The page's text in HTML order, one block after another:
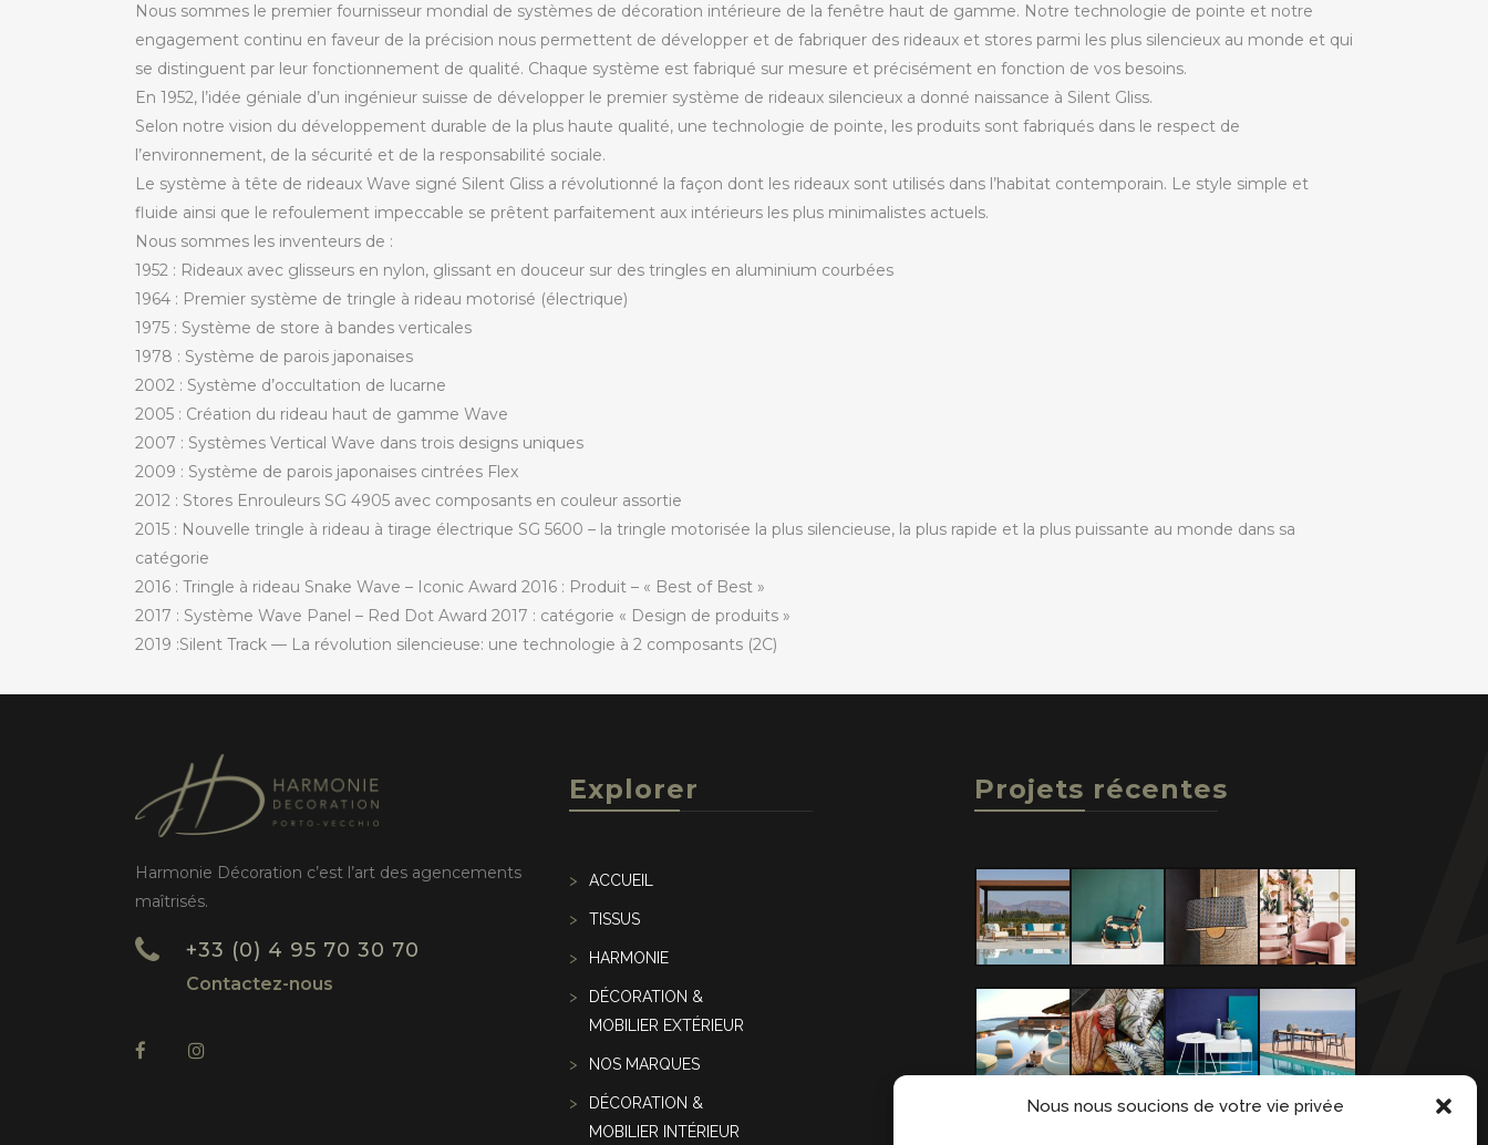
Nous nous soucions de votre vie privée
Nous sommes le premier fournisseur mondial de systèmes de décoration intérieure de la fenêtre haut de gamme. Notre technologie de pointe et notre
engagement continu en faveur de la précision nous permettent de développer et de fabriquer des rideaux et stores parmi les plus silencieux au monde et qui
se distinguent par leur fonctionnement de qualité. Chaque système est fabriqué sur mesure et précisément en fonction de vos besoins.
En 1952, l’idée géniale d’un ingénieur suisse de développer le premier système de rideaux silencieux a donné naissance à Silent Gliss.
Selon notre vision du développement durable de la plus haute qualité, une technologie de pointe, les produits sont fabriqués dans le respect de
l’environnement, de la sécurité et de la responsabilité sociale.
Le système à tête de rideaux Wave signé Silent Gliss a révolutionné la façon dont les rideaux sont utilisés dans l’habitat contemporain. Le style simple et
fluide ainsi que le refoulement impeccable se prêtent parfaitement aux intérieurs les plus minimalistes actuels.
Nous sommes les inventeurs de :
1952 : Rideaux avec glisseurs en nylon, glissant en douceur sur des tringles en aluminium courbées
1964 : Premier système de tringle à rideau motorisé (électrique)
1975 : Système de store à bandes verticales
1978 : Système de parois japonaises
2002 : Système d’occultation de lucarne
2005 : Création du rideau haut de gamme Wave
2007 : Systèmes Vertical Wave dans trois designs uniques
2009 : Système de parois japonaises cintrées Flex
2012 : Stores Enrouleurs SG 4905 avec composants en couleur assortie
2015 : Nouvelle tringle à rideau à tirage électrique SG 5600 – la tringle motorisée la plus silencieuse, la plus rapide et la plus puissante au monde dans sa
catégorie
2016 : Tringle à rideau Snake Wave – Iconic Award 2016 : Produit – « Best of Best »
2017 : Système Wave Panel – Red Dot Award 2017 : catégorie « Design de produits »
2019 :Silent Track — La révolution silencieuse: une technologie à 2 composants (2C)
Harmonie Décoration c’est l’art des agencements
maîtrisés.
+33 (0) 4 95 70 30 70
Contactez-nous
Explorer
ACCUEIL
TISSUS
HARMONIE
DÉCORATION &
MOBILIER EXTÉRIEUR
NOS MARQUES
DÉCORATION &
MOBILIER INTÉRIEUR
Projets récentes